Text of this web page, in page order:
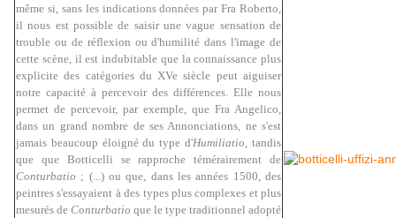
même si, sans les indications données par Fra Roberto,
il nous est possible de saisir une vague sensation de
trouble ou de réflexion ou d'humilité dans l'image de
cette scène, il est indubitable que la connaissance plus
explicite des catégories du XVe siècle peut aiguiser
notre capacité à percevoir des différences. Elle nous
permet de percevoir, par exemple, que Fra Angelico,
dans un grand nombre de ses Annonciations, ne s'est
jamais beaucoup éloigné du type d'Humiliatio, tandis
que que Botticelli se rapproche témérairement de
Conturbatio ; (...) ou que, dans les années 1500, des
peintres s'essayaient à des types plus complexes et plus
mesurés de Conturbatio que le type traditionnel adopté